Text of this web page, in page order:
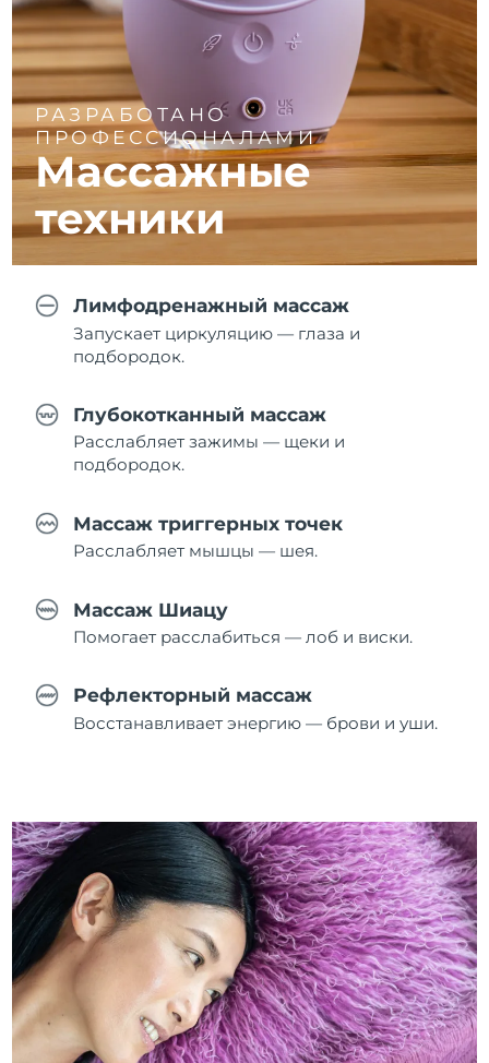
РАЗРАБОТАНО
ПРОФЕССИОНАЛАМИ
Массажные
техники
Лимфодренажный массаж
Запускает циркуляцию — глаза и
подбородок.
Глубокотканный массаж
Расслабляет зажимы — щеки и
подбородок.
Массаж триггерных точек
Расслабляет мышцы — шея.
Массаж Шиацу
Помогает расслабиться — лоб и виски.
Рефлекторный массаж
Восстанавливает энергию — брови и уши.